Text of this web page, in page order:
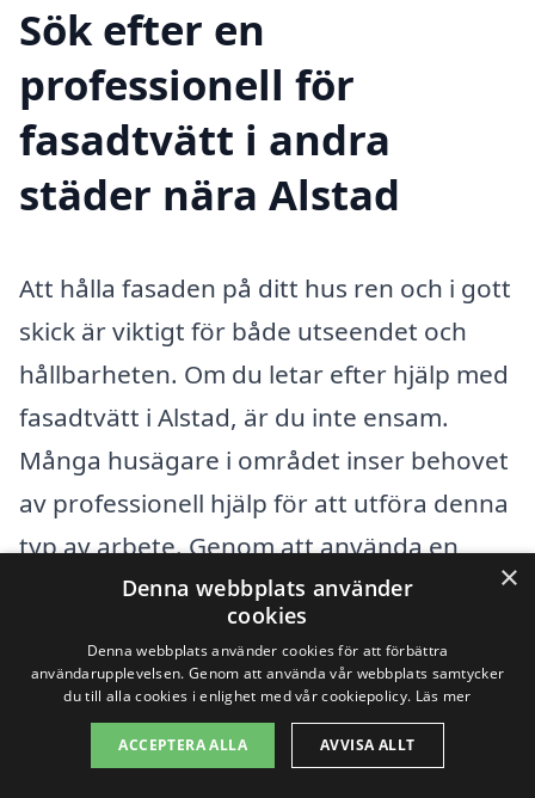
Sök efter en
professionell för
fasadtvätt i andra
städer nära Alstad
Att hålla fasaden på ditt hus ren och i gott
skick är viktigt för både utseendet och
hållbarheten. Om du letar efter hjälp med
fasadtvätt i Alstad, är du inte ensam.
Många husägare i området inser behovet
av professionell hjälp för att utföra denna
typ av arbete. Genom att använda en
plattform som xn--fasadtvtt-pris-cib.se
kan du enkelt hitta pålitliga företag som
erbjuder fasadtvätt i ditt lokala område.
När du söker efter fasadtvätt i Alstad,
×
Denna webbplats använder
cookies
Denna webbplats använder cookies för att förbättra
användarupplevelsen. Genom att använda vår webbplats samtycker
du till alla cookies i enlighet med vår cookiepolicy. Läs mer
ACCEPTERA ALLA AVVISA ALLT